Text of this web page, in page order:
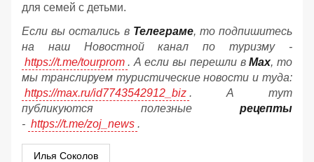
для семей с детьми.
Если вы остались в Телеграме, то подпишитесь
на наш Новостной канал по туризму -
https://t.me/tourprom . А если вы перешли вМах, то
мы транслируем туристические новости и туда:
https://max.ru/id7743542912_biz . А тут
публикуются полезные рецепты
- https://t.me/zoj_news .
Илья Соколов